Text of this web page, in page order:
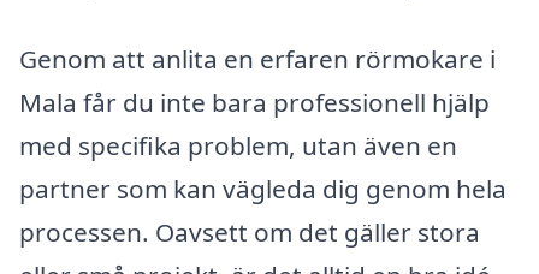
Genom att anlita en erfaren rörmokare i
Mala får du inte bara professionell hjälp
med specifika problem, utan även en
partner som kan vägleda dig genom hela
processen. Oavsett om det gäller stora